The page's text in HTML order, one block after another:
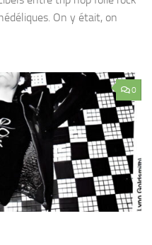
On y était, on
0